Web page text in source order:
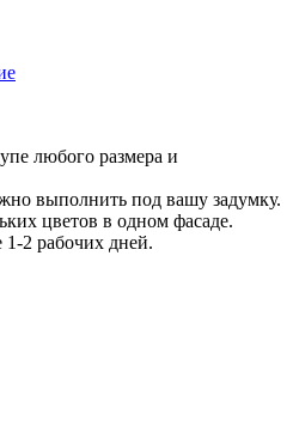
любого размера и
выполнить под вашу задумку.
цветов в одном фасаде.
1-2 рабочих дней.